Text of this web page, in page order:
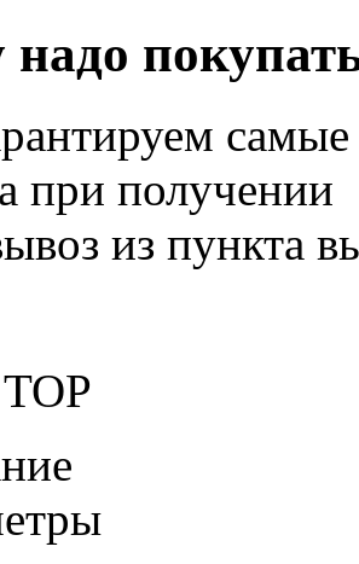
при получении
из пункта
TOP